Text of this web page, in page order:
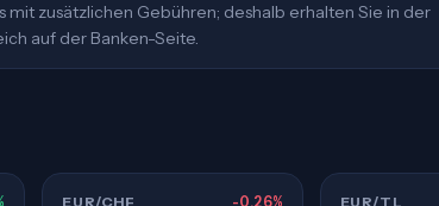
zusätzlichen Gebühren; deshalb erhalten Sie in der
auf der Banken-Seite.
EUR/CHF -0,26% EUR/TL